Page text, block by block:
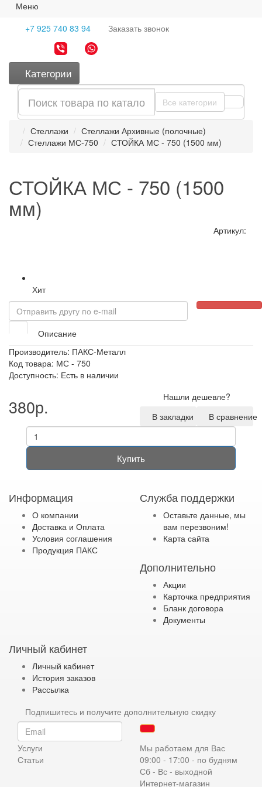
Меню
+7 925 740 83 94
Заказать звонок
Категории
Все категории
Стеллажи
Стеллажи Архивные (полочные)
Стеллажи МС-750
СТОЙКА МС - 750 (1500 мм)
СТОЙКА МС - 750 (1500
мм)
Артикул:
Хит
Описание
Производитель: ПАКС-Металл
Код товара: МС - 750
Доступность: Есть в наличии
380р.
Нашли дешевле?
В закладки
В сравнение
Купить
Информация
О компании
Доставка и Оплата
Условия соглашения
Продукция ПАКС
Служба поддержки
Оставьте данные, мы
вам перезвоним!
Карта сайта
Дополнительно
Акции
Карточка предприятия
Бланк договора
Документы
Личный кабинет
Личный кабинет
История заказов
Рассылка
Подпишитесь и получите дополнительную скидку
Услуги
Статьи
Мы работаем для Вас
09:00 - 17:00 - по будням
Сб - Вс - выходной
Интернет-магазин